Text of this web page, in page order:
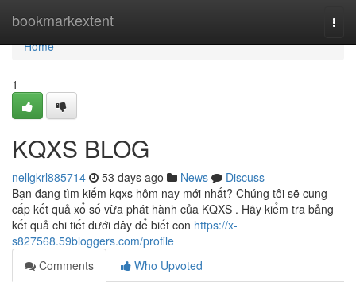
bookmarkextent
Home
Home
1
KQXS BLOG
nellgkrl885714 53 days ago News
Discuss
Bạn đang tìm kiếm kqxs hôm nay mới nhất? Chúng tôi sẽ cung
cấp kết quả xổ số vừa phát hành của KQXS . Hãy kiểm tra bảng
kết quả chi tiết dưới đây để biết con https://x-
s827568.59bloggers.com/profile
Comments
Who Upvoted